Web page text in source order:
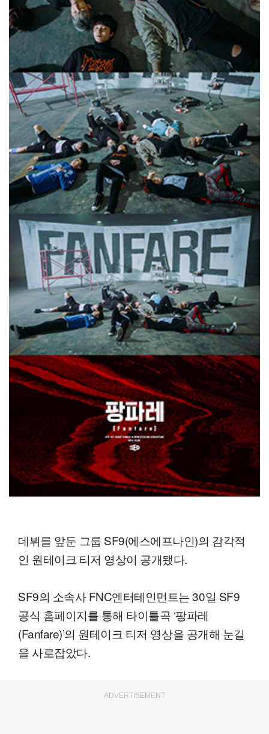
데뷔를 앞둔 그룹 SF9(에스에프나인)의 감각적
인 원테이크 티저 영상이 공개됐다.
SF9의 소속사 FNC엔터테인먼트는 30일 SF9
공식 홈페이지를 통해 타이틀곡 ‘팡파레
(Fanfare)’의 원테이크 티저 영상을 공개해 눈길
을 사로잡았다.
ADVERTISEMENT